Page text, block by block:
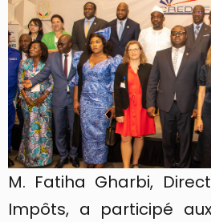
M. Fatiha Gharbi,
Impôts, a participé